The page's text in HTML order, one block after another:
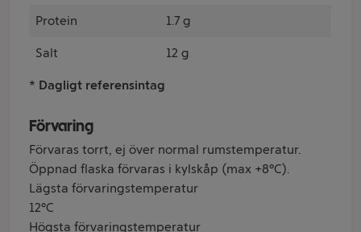
Protein 1.7 g
Salt 12 g
* Dagligt referensintag
Förvaring
Förvaras torrt, ej över normal rumstemperatur.
Öppnad flaska förvaras i kylskåp (max +8°C).
Lägsta förvaringstemperatur
12°C
Högsta förvaringstemperatur